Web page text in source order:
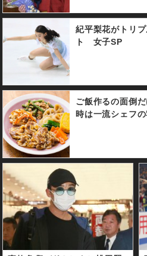
に悩まされ、復
なった。
紀平梨花がトリ
ト 女子SP
ご飯作るの面倒
時は一流シェフ